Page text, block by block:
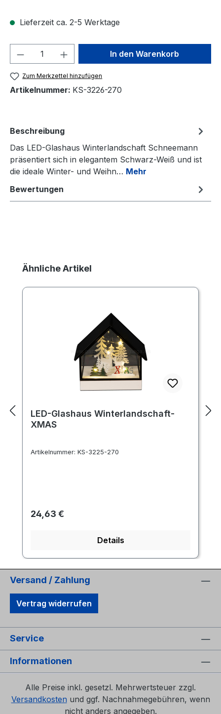
Lieferzeit ca. 2-5 Werktage
Produkt Anzahl: Gib denIn den Warenkorb
Zum Merkzettel hinzufügen
Artikelnummer: KS-3226-270
Beschreibung
Das LED-Glashaus Winterlandschaft Schneemann
präsentiert sich in elegantem Schwarz-Weiß und ist
die ideale Winter- und Weihn… Mehr
Bewertungen
Produktgalerie überspringen
Ähnliche Artikel
LED-Glashaus Winterlandschaft-
XMAS
Artikelnummer: KS-3225-270
Regulärer Preis:
24,63 €
Details
Versand / Zahlung
Vertrag widerrufen
Service
Informationen
Alle Preise inkl. gesetzl. Mehrwertsteuer zzgl.
Versandkosten und ggf. Nachnahmegebühren, wenn
nicht anders angegeben.